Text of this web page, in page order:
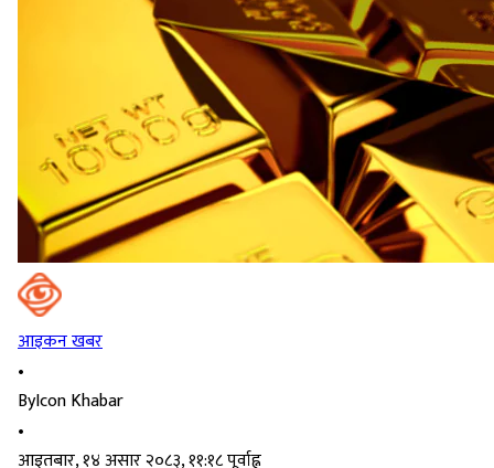
आइकन खबर
•
ByIcon Khabar
•
आइतबार, १४ असार २०८३, ११:१८ पूर्वाह्न